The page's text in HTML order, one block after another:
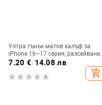
Ултра тънък матов калъф за
iPhone 16–17 серия, разсейване
на топлината, пълно покритие,
удароустойчив и устойчив на
отпечатъци
7.20 €/14.08 лв
add_shopping_cart